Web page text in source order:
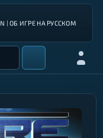
| ОБ ИГРЕ НА РУССКОМ
Войти